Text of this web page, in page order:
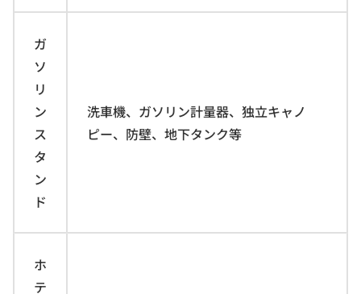
ガ
ソ
リ
ン
ス
タ
ン
ド
洗車機、ガソリン計量器、独立キャノ
ピー、防壁、地下タンク等
ホ
テ